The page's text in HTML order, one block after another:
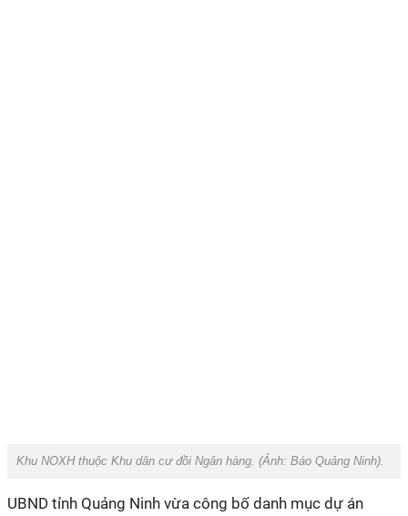
Khu NOXH thuộc Khu dân cư đồi Ngân hàng. (Ảnh: Báo Quảng Ninh).
UBND tỉnh Quảng Ninh vừa công bố danh mục dự án